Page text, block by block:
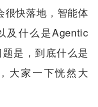
快落地，智能体
及什么是Agentic
是，到底什么是
大家一下恍然大